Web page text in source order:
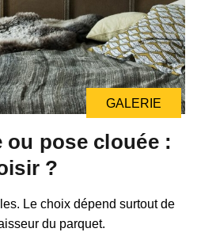
GALERIE
ou pose clouée :
?
Le choix dépend surtout de
du parquet.